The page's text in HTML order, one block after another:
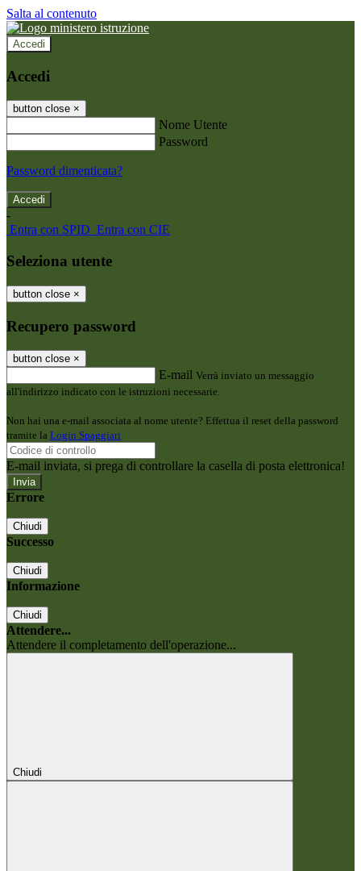
Salta al contenuto
Accedi
Accedi
button close ×
Nome Utente
Password
Password dimenticata?
-
Entra con SPID Entra con CIE
Seleziona utente
button close ×
Recupero password
button close ×
E-mail Verrà inviato un messaggio
all'indirizzo indicato con le istruzioni necessarie.
Non hai una e-mail associata al nome utente? Effettua il reset della password
tramite la Login Spaggiari
E-mail inviata, si prega di controllare la casella di posta elettronica!
Errore
Chiudi
Successo
Chiudi
Informazione
Chiudi
Attendere...
Attendere il completamento dell'operazione...
Chiudi